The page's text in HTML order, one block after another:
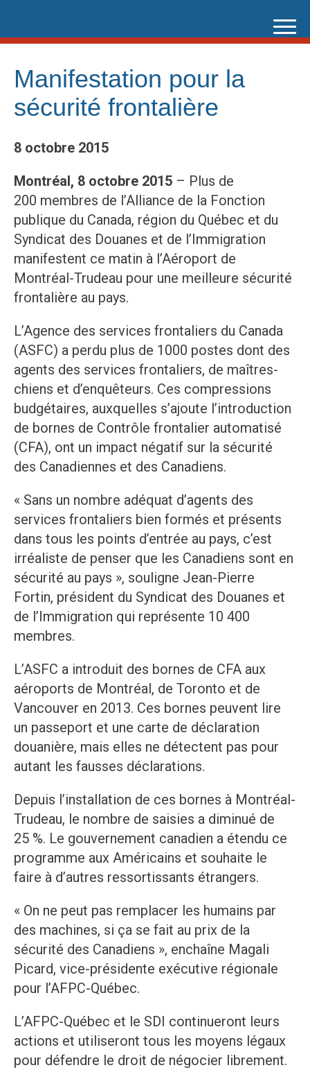
content
Manifestation pour la
sécurité frontalière
8 octobre 2015
Montréal, 8 octobre 2015 – Plus de
200 membres de l’Alliance de la Fonction
publique du Canada, région du Québec et du
Syndicat des Douanes et de l’Immigration
manifestent ce matin à l’Aéroport de
Montréal-Trudeau pour une meilleure sécurité
frontalière au pays.
L’Agence des services frontaliers du Canada
(ASFC) a perdu plus de 1000 postes dont des
agents des services frontaliers, de maîtres-
chiens et d’enquêteurs. Ces compressions
budgétaires, auxquelles s’ajoute l’introduction
de bornes de Contrôle frontalier automatisé
(CFA), ont un impact négatif sur la sécurité
des Canadiennes et des Canadiens.
« Sans un nombre adéquat d’agents des
services frontaliers bien formés et présents
dans tous les points d’entrée au pays, c’est
irréaliste de penser que les Canadiens sont en
sécurité au pays », souligne Jean-Pierre
Fortin, président du Syndicat des Douanes et
de l’Immigration qui représente 10 400
membres.
L’ASFC a introduit des bornes de CFA aux
aéroports de Montréal, de Toronto et de
Vancouver en 2013. Ces bornes peuvent lire
un passeport et une carte de déclaration
douanière, mais elles ne détectent pas pour
autant les fausses déclarations.
Depuis l’installation de ces bornes à Montréal-
Trudeau, le nombre de saisies a diminué de
25 %. Le gouvernement canadien a étendu ce
programme aux Américains et souhaite le
faire à d’autres ressortissants étrangers.
« On ne peut pas remplacer les humains par
des machines, si ça se fait au prix de la
sécurité des Canadiens », enchaîne Magali
Picard, vice-présidente exécutive régionale
pour l’AFPC-Québec.
L’AFPC-Québec et le SDI continueront leurs
actions et utiliseront tous les moyens légaux
pour défendre le droit de négocier librement.